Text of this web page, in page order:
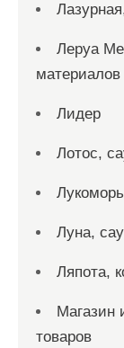
Леруа
материалов
Лидер
Лотос,
Луна,
Ляпота,
Магазин
товаров